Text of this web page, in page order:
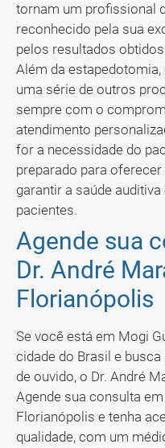
tornam um profissional
reconhecido pela sua
pelos resultados
Além da estapedotomia,
uma série de outros
sempre com o
atendimento
for a necessidade do
preparado para
garantir a saúde
pacientes.
Agende sua
Dr. André
Florianópolis
Se você está em Mogi
cidade do Brasil e
de ouvido, o Dr. André
Agende sua consulta
Florianópolis e tenha
qualidade, com um